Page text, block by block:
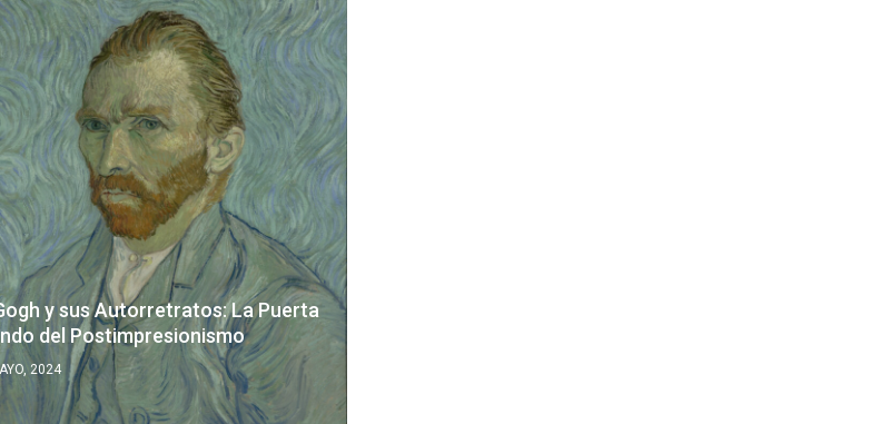
y sus Autorretratos: La Puerta
del Postimpresionismo
2024